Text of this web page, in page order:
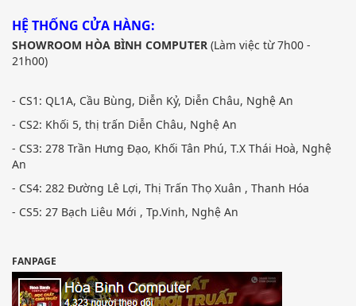
HỆ THỐNG CỬA HÀNG:
SHOWROOM HÒA BÌNH COMPUTER (Làm việc từ 7h00 -
21h00)
- CS1: QL1A, Cầu Bùng, Diễn Kỷ, Diễn Châu, Nghệ An
- CS2: Khối 5, thị trấn Diễn Châu, Nghệ An
- CS3: 278 Trần Hưng Đạo, Khối Tân Phú, T.X Thái Hoà, Nghệ
An
- CS4: 282 Đường Lê Lợi, Thị Trấn Thọ Xuân , Thanh Hóa
- CS5: 27 Bạch Liêu Mới , Tp.Vinh, Nghệ An
FANPAGE